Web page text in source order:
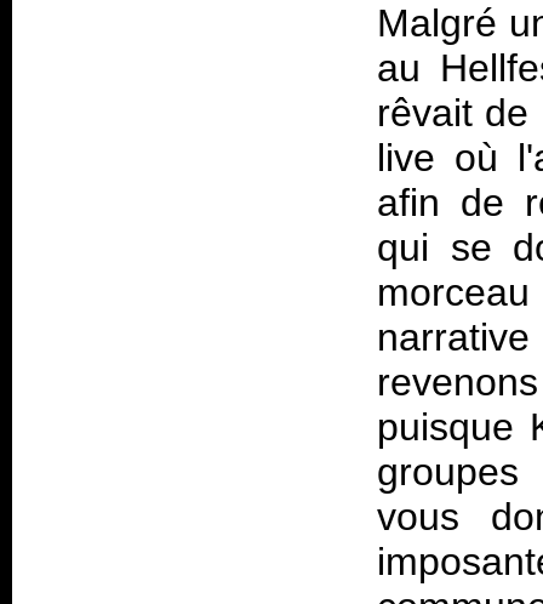
Malgré
au
rêvait de
live où
afin de
qui se
puisque
groupes
vous